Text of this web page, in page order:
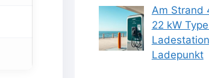
Am Strand
22 kW
Ladepunkt